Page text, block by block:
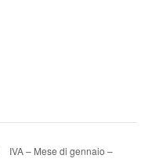
IVA – Mese di gennaio –